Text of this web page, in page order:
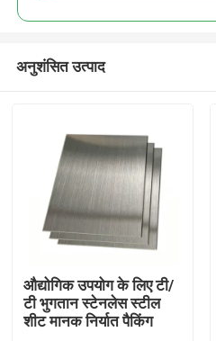
होम
उत्पाद
अनुशंसित उत्पाद
औद्योगिक उपयोग के लिए टी/
टी भुगतान स्टेनलेस स्टील
शीट मानक निर्यात पैकिंग